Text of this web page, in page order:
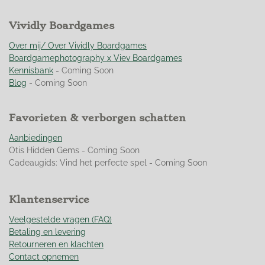
n
:
4
.
9
3
5
4
6
9
9
1
s
t
r
r
r
e
n
r
r
e
n
r
r
e
n
r
r
e
n
n
Vividly Boardgames
Over mij/ Over Vividly Boardgames
Boardgamephotography x Viev Boardgames
Kennisbank - Coming Soon
Blog - Coming Soon
Favorieten & verborgen schatten
Aanbiedingen
Otis Hidden Gems - Coming Soon
Cadeaugids: Vind het perfecte spel - Coming Soon
Klantenservice
Veelgestelde vragen (FAQ)
Betaling en levering
Retourneren en klachten
Contact opnemen